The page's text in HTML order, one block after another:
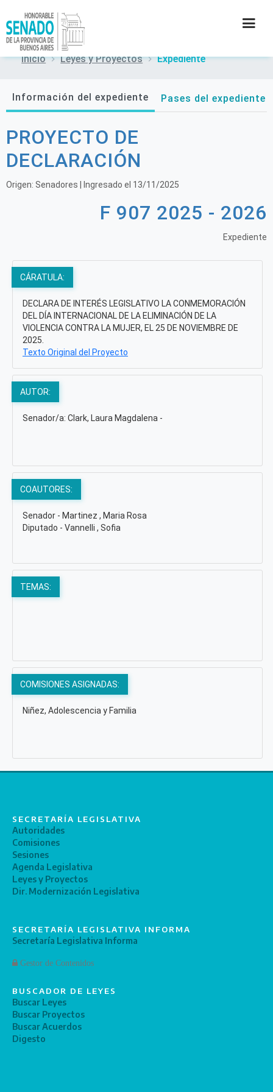
SECRETARÍAS
PRENSA
CONTACTO
Inicio Leyes y Proyectos Expediente
Información del expediente Pases del expediente
PROYECTO DE
DECLARACIÓN
Origen: Senadores | Ingresado el 13/11/2025
F 907 2025 - 2026
Expediente
CÁRATULA:
DECLARA DE INTERÉS LEGISLATIVO LA CONMEMORACIÓN
DEL DÍA INTERNACIONAL DE LA ELIMINACIÓN DE LA
VIOLENCIA CONTRA LA MUJER, EL 25 DE NOVIEMBRE DE
2025.
Texto Original del Proyecto
AUTOR:
Senador/a: Clark, Laura Magdalena -
COAUTORES:
Senador - Martinez , Maria Rosa
Diputado - Vannelli , Sofia
TEMAS:
COMISIONES ASIGNADAS:
Niñez, Adolescencia y Familia
SECRETARÍA LEGISLATIVA
Autoridades
Comisiones
Sesiones
Agenda Legislativa
Leyes y Proyectos
Dir. Modernización Legislativa
SECRETARÍA LEGISLATIVA INFORMA
Secretaría Legislativa Informa
Gestor de Contenidos
BUSCADOR DE LEYES
Buscar Leyes
Buscar Proyectos
Buscar Acuerdos
Digesto